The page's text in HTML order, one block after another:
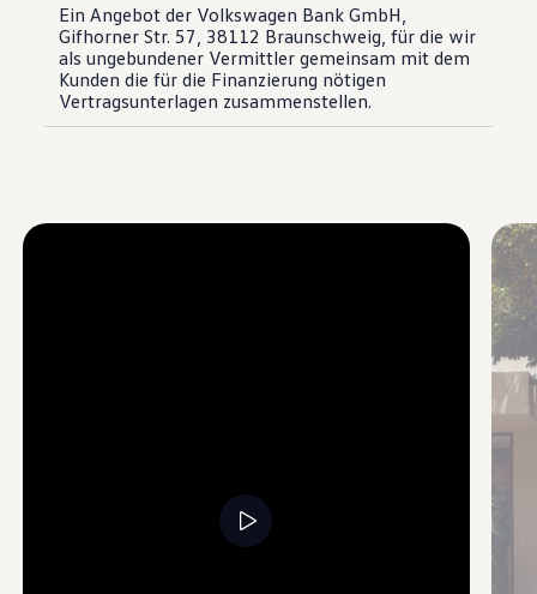
Ein Angebot der Volkswagen Bank GmbH,
Gifhorner Str. 57, 38112 Braunschweig, für die wir
als ungebundener Vermittler gemeinsam mit dem
Kunden die für die Finanzierung nötigen
Vertragsunterlagen zusammenstellen.